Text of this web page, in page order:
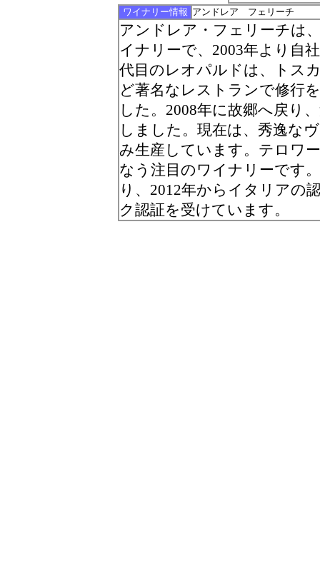
ワイナリー情報 アンドレア フェリーチ
アンドレア・フェリーチは
イナリーで、2003年より自
代目のレオパルドは、トス
ど著名なレストランで修行
した。2008年に故郷へ戻り
しました。現在は、秀逸な
み生産しています。テロワ
なう注目のワイナリーです
り、2012年からイタリアの
ク認証を受けています。